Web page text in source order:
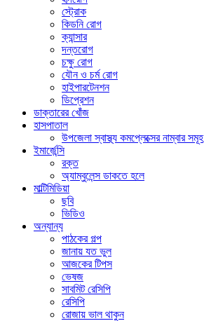
স্ট্রোক
কিডনি রোগ
ক্যান্সার
দন্তরোগ
চক্ষু রোগ
যৌন ও চর্ম রোগ
হাইপারটেনশন
ডিপ্রেশন
ডাক্তারের খোঁজ
হাসপাতাল
উপজেলা স্বাস্থ্য কমপ্লেক্সের নাম্বার সমূহ
ইমার্জেন্সি
রক্ত
অ্যাম্বুলেন্স ডাকতে হলে
মাল্টিমিডিয়া
ছবি
ভিডিও
অন্যান্য
পাঠকের গল্প
জানায় যত ভুল
আজকের টিপস
ভেষজ
সাবমিট রেসিপি
রেসিপি
রোজায় ভাল থাকুন